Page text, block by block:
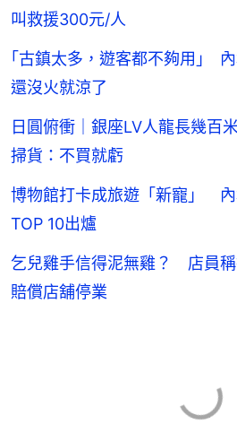
叫救援300元/人
｢古鎮太多，遊客都不夠用｣
還沒火就涼了
日圓俯衝｜銀座LV人龍長幾
掃貨：不買就虧
博物館打卡成旅遊「新寵」
TOP 10出爐
乞兒雞手信得泥無雞？ 店員
賠償店舖停業